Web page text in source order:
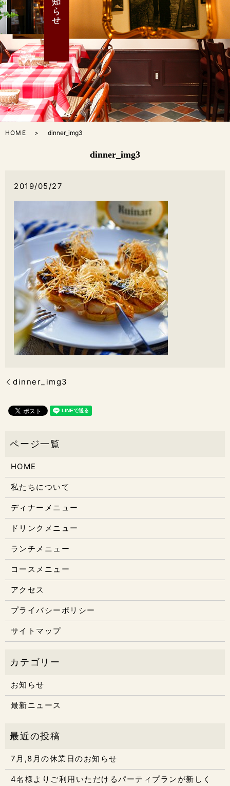
HOME dinner_img3
dinner_img3
2019/05/27
dinner_img3
HOME
私たちについて
ディナーメニュー
ドリンクメニュー
ランチメニュー
コースメニュー
アクセス
プライバシーポリシー
サイトマップ
お知らせ
最新ニュース
7月,8月の休業日のお知らせ
4名様よりご利用いただけるパーティプランが新しく